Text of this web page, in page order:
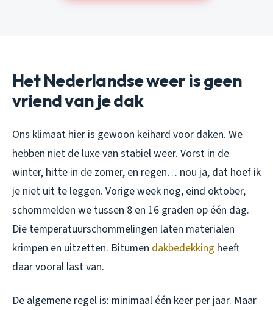
Het Nederlandse weer is geen
vriend van je dak
Ons klimaat hier is gewoon keihard voor daken. We
hebben niet de luxe van stabiel weer. Vorst in de
winter, hitte in de zomer, en regen… nou ja, dat hoef ik
je niet uit te leggen. Vorige week nog, eind oktober,
schommelden we tussen 8 en 16 graden op één dag.
Die temperatuurschommelingen laten materialen
krimpen en uitzetten. Bitumen dakbedekking heeft
daar vooral last van.
De algemene regel is: minimaal één keer per jaar. Maar